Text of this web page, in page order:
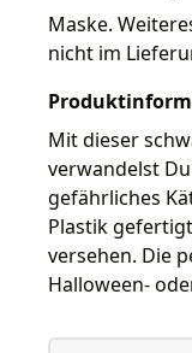
Maske.
nicht im
Mit dieser
verwandelst
gefährliches
Plastik
versehen. Die
Halloween-